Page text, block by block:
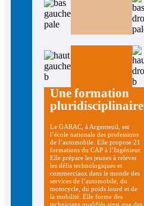
Une formation
pluridisciplinaire
Le GARAC, à Argenteuil, est
l’école nationale des professions
de l’automobile. Elle propose 21
formations du CAP à l’Ingénieur.
Elle prépare les jeunes à relever
les défis technologiques et
commerciaux dans le monde des
services de l’automobile, du
motocycle, du poids lourd et de
la mobilité. Elle forme des
techniciens qualifiés ainsi que des